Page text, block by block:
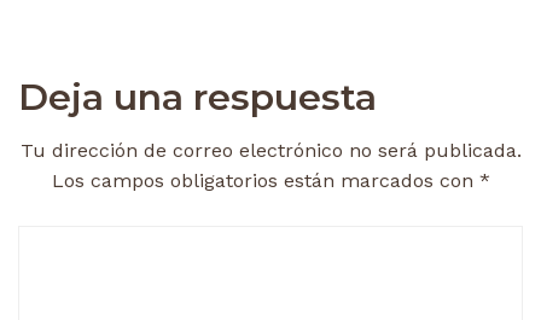
Deja una respuesta
Tu dirección de correo electrónico no será publicada.
Los campos obligatorios están marcados con *